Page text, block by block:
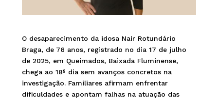
O desaparecimento da idosa Nair Rotundário
Braga, de 76 anos, registrado no dia 17 de julho
de 2025, em Queimados, Baixada Fluminense,
chega ao 18º dia sem avanços concretos na
investigação. Familiares afirmam enfrentar
dificuldades e apontam falhas na atuação das